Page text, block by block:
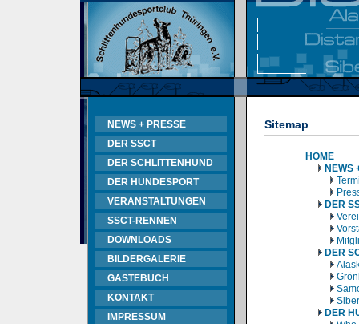
NEWS + PRESSE
DER SSCT
DER SCHLITTENHUND
DER HUNDESPORT
VERANSTALTUNGEN
SSCT-RENNEN
DOWNLOADS
BILDERGALERIE
GÄSTEBUCH
KONTAKT
IMPRESSUM
Sitemap
HOME
NEWS
DER
DER
DER